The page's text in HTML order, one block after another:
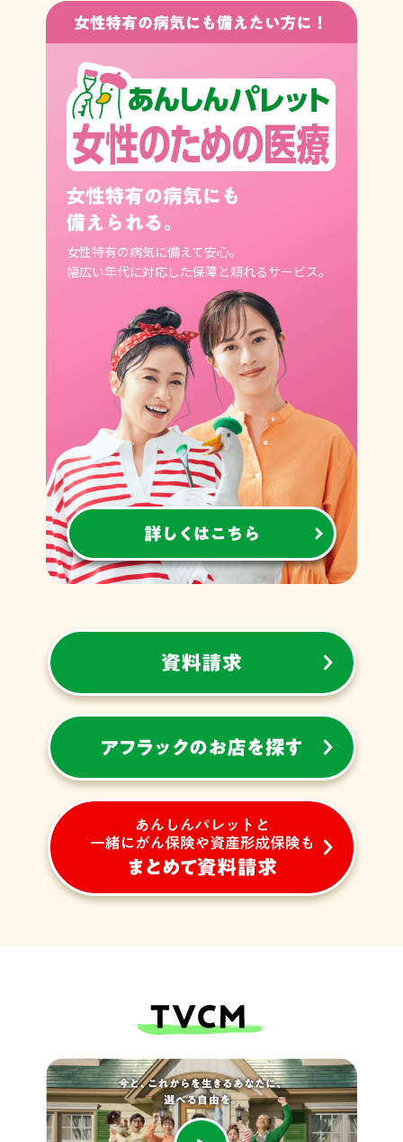
女性特有の病気に備えて安心。
幅広い年代に対応した保障と頼れるサービス。